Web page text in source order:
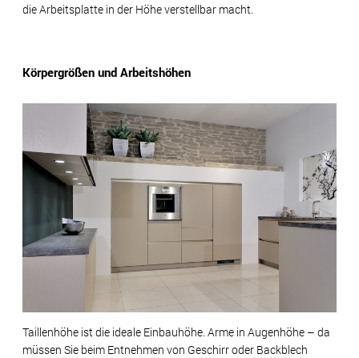
die Arbeitsplatte in der Höhe verstellbar macht.
Körpergrößen und Arbeitshöhen
Taillenhöhe ist die ideale Einbauhöhe. Arme in Augenhöhe – da
müssen Sie beim Entnehmen von Geschirr oder Backblech